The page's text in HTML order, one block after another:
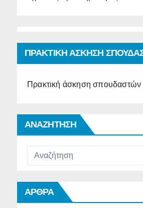
ΠΡΑΚΤΙΚΗ ΑΣΚΗΣΗ
Πρακτική άσκηση σπουδαστών
ΑΝΑΖΗΤΗΣΗ
ΑΡΘΡΑ